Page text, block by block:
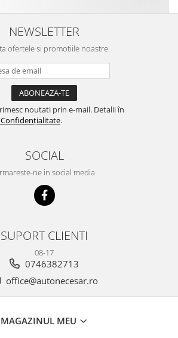
NEWSLETTER
ofertele si promotiile noastre
noutati prin e-mail. Detalii în
.
SOCIAL
ne in social media
SUPORT CLIENTI
08-17
0746382713
office@autonecesar.ro
MAGAZINUL MEU